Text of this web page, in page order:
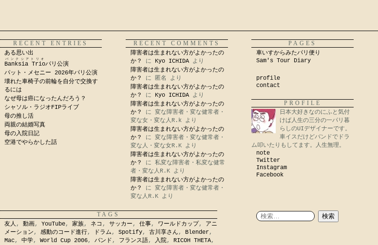
RECENT ENTRIES
ある思い出
Banksia Trio
バンクシアトリオ
パリ公演
パット・メセニー 2026年パリ公演
壊れた車椅子の前輪を自分で交換す
るには
なぜ母は癌になったんだろう？
シャソル・ラジオFIPライブ
母の推し活
両親の結婚写真
母の入院日記
空港でやらかした話
RECENT COMMENTS
障害者は生まれない方がよかったの
か？
に Kyo ICHIDAより
障害者は生まれない方がよかったの
か？
に 匿名
より
障害者は生まれない方がよかったの
か？
に Kyo ICHIDAより
障害者は生まれない方がよかったの
か？
に 変な障害者・変な健常者・
変な女・変な人R.kより
障害者は生まれない方がよかったの
か？
に 変な障害者・変な健常者・
変な人・変な女R.Kより
障害者は生まれない方がよかったの
か？
に 私変な障害者・私変な健常
者・変な人R.Kより
障害者は生まれない方がよかったの
か？
に 変な障害者・変な健常者・
変な人R.Kより
PAGES
車いすからみたパリ便り
Sam's Tour Diary
profile
contact
PROFILE
日本大好きなのにふと気付
けば人生の三分の一パリ暮
らしのUIデザイナーです。
車イスだけどバンドでドラ
ム叩いたりもしてます。人生無理。
note
Twitter
Instagram
Facebook
TAGS
友人, 動画 , YouTube, 家族, ネコ , サッカー , 仕事, ワールドカップ, アニ
メーション , 感動のコード進行, ドラム , Spotify, 古川享さん , Blender,
Mac, 中学, World Cup 2006, バンド , フランス語, 入院, RICOH THETA,